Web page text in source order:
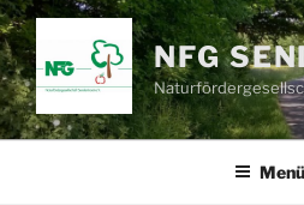
Zum
Inhalt
springen
NFG
Menü